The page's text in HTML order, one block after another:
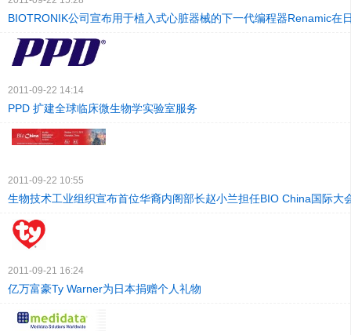
BIOTRONIK公司宣布用于植入式心脏器械的下一代编程器Renamic在
2011-09-22 14:14
PPD 扩建全球临床微生物学实验室服务
2011-09-22 10:55
生物技术工业组织宣布首位华裔内阁部长赵小兰担任BIO China国际大
2011-09-21 16:24
亿万富豪Ty Warner为日本捐赠个人礼物